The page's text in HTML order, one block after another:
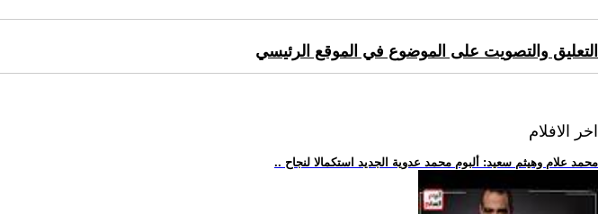
التعليق والتصويت على الموضوع في الموقع الرئيسي
اخر الافلام
.. محمد علام وهيثم سعيد: ألبوم محمد عدوية الجديد استكمالا لنجاح